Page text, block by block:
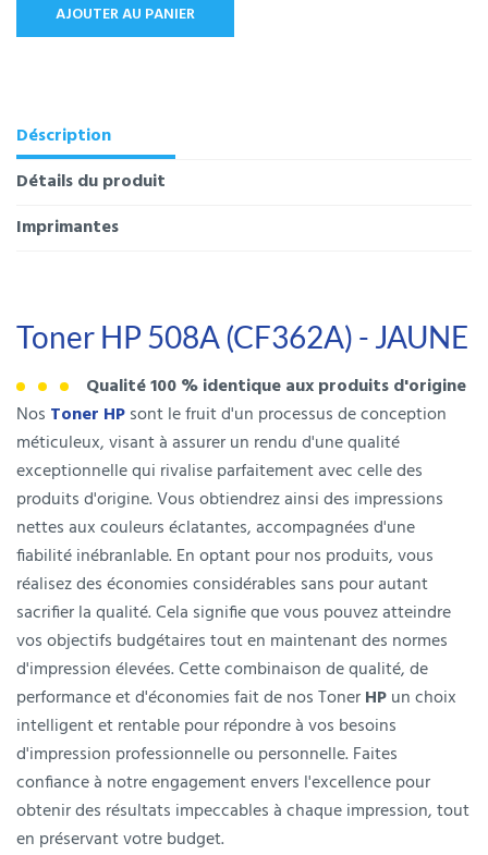
AJOUTER AU PANIER
Déscription
Détails du produit
Imprimantes
Toner HP 508A (CF362A) - JAUNE
Qualité 100 % identique aux produits d'origine
Nos Toner HPsont le fruit d'un processus de conception
méticuleux, visant à assurer un rendu d'une qualité
exceptionnelle qui rivalise parfaitement avec celle des
produits d'origine. Vous obtiendrez ainsi des impressions
nettes aux couleurs éclatantes, accompagnées d'une
fiabilité inébranlable. En optant pour nos produits, vous
réalisez des économies considérables sans pour autant
sacrifier la qualité. Cela signifie que vous pouvez atteindre
vos objectifs budgétaires tout en maintenant des normes
d'impression élevées. Cette combinaison de qualité, de
performance et d'économies fait de nos TonerHPun choix
intelligent et rentable pour répondre à vos besoins
d'impression professionnelle ou personnelle. Faites
confiance à notre engagement envers l'excellence pour
obtenir des résultats impeccables à chaque impression, tout
en préservant votre budget.